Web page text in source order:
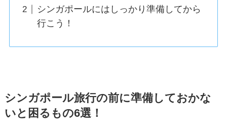
シンガポールにはしっかり準備してから
行こう！
シンガポール旅行の前に準備しておかな
いと困るもの6選！